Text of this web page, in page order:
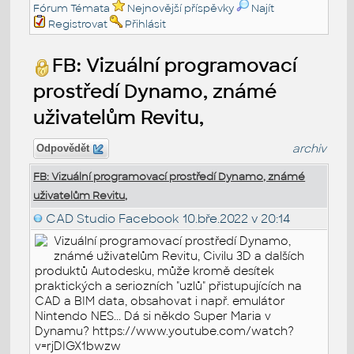
Fórum Témata
Nejnovější příspěvky
Najít
Registrovat
Přihlásit
FB: Vizuální programovací
prostředí Dynamo, známé
uživatelům Revitu,
Odpovědět archiv
FB: Vizuální programovací prostředí Dynamo, známé
uživatelům Revitu,
CAD Studio Facebook 10.bře.2022 v 20:14
Vizuální programovací prostředí Dynamo,
známé uživatelům Revitu, Civilu 3D a dalších
produktů Autodesku, může kromě desítek
praktických a seriozních "uzlů" přistupujících na
CAD a BIM data, obsahovat i např. emulátor
Nintendo NES... Dá si někdo Super Maria v
Dynamu? https://www.youtube.com/watch?
v=rjDIGX1bwzw